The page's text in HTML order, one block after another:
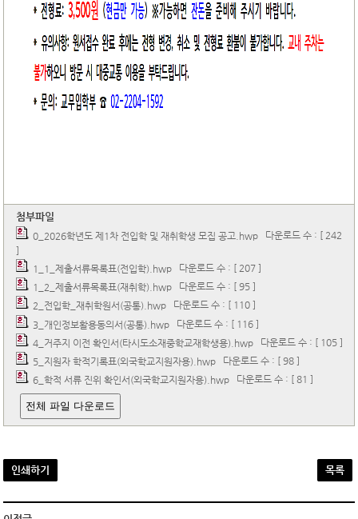
첨부파일
0_2026학년도 제1차 전입학 및 재취학생 모집 공고.hwp 다운로드 수 : [ 242
]
1_1_제출서류목록표(전입학).hwp 다운로드 수 : [ 207 ]
1_2_제출서류목록표(재취학).hwp 다운로드 수 : [ 95 ]
2_전입학_재취학원서(공통).hwp 다운로드 수 : [ 110 ]
3_개인정보활용동의서(공통).hwp 다운로드 수 : [ 116 ]
4_거주지 이전 확인서(타시도소재중학교재학생용).hwp 다운로드 수 : [ 105 ]
5_지원자 학적기록표(외국학교지원자용).hwp 다운로드 수 : [ 98 ]
6_학적 서류 진위 확인서(외국학교지원자용).hwp 다운로드 수 : [ 81 ]
전체 파일 다운로드
인쇄하기 목록